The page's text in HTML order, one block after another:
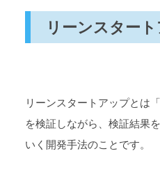
リーンスター
リーンスタートアップとは
を検証しながら、検証結果
いく開発手法のことです。